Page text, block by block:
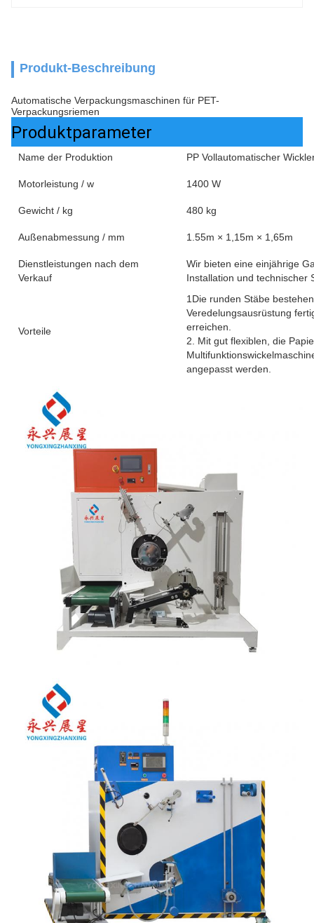
Produkt-Beschreibung
Automatische Verpackungsmaschinen für PET-
Verpackungsriemen
Produktparameter
Name der Produktion PP Vollautomatischer
Motorleistung / w 1400 W
Gewicht / kg 480 kg
Außenabmessung / mm 1.55m × 1,15m × 1,65m
Dienstleistungen nach dem
Verkauf
Wir bieten eine einjährige
Installation und technischer
Vorteile
1Die runden Stäbe
Veredelungsausrüstung
erreichen.
2. Mit gut flexiblen, die
angepasst werden.